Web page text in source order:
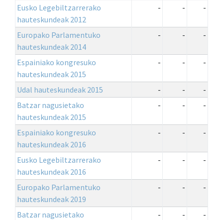
Eusko Legebiltzarrerako
hauteskundeak 2012
- - -
Europako Parlamentuko
hauteskundeak 2014
- - -
Espainiako kongresuko
hauteskundeak 2015
- - -
Udal hauteskundeak 2015 - -
-
Batzar nagusietako
hauteskundeak 2015
- - -
Espainiako kongresuko
hauteskundeak 2016
- - -
Eusko Legebiltzarrerako
hauteskundeak 2016
- - -
Europako Parlamentuko
hauteskundeak 2019
- - -
Batzar nagusietako
- - -